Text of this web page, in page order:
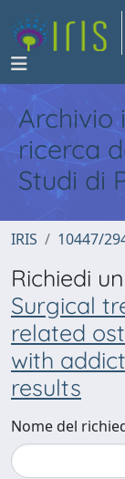
Archivio
ricerca
Studi di
IRIS 10447/
Richiedi
Surgical
related
with
results
Nome del